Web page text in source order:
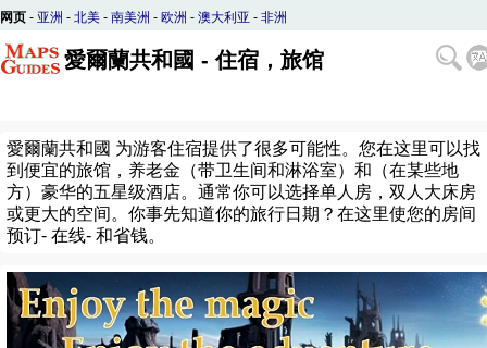
网页 - 亚洲 - 北美 - 南美洲 - 欧洲 - 澳大利亚 - 非洲
愛爾蘭共和國 - 住宿，旅馆
愛爾蘭共和國 为游客住宿提供了很多可能性。您在这里可以找
到便宜的旅馆，养老金（带卫生间和淋浴室）和（在某些地
方）豪华的五星级酒店。通常你可以选择单人房，双人大床房
或更大的空间。你事先知道你的旅行日期？在这里使您的房间
预订- 在线- 和省钱。